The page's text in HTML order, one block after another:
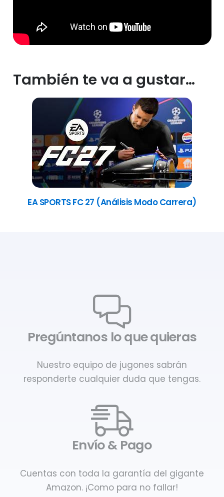
También te va a gustar…
EA SPORTS FC 27 (Análisis Modo Carrera)
Pregúntanos lo que quieras
Nuestro equipo de jugones sabrán
responderte cualquier duda que tengas.
Envío & Pago
Cuentas con toda la garantía del gigante
Amazon. ¡Como para no fallar!